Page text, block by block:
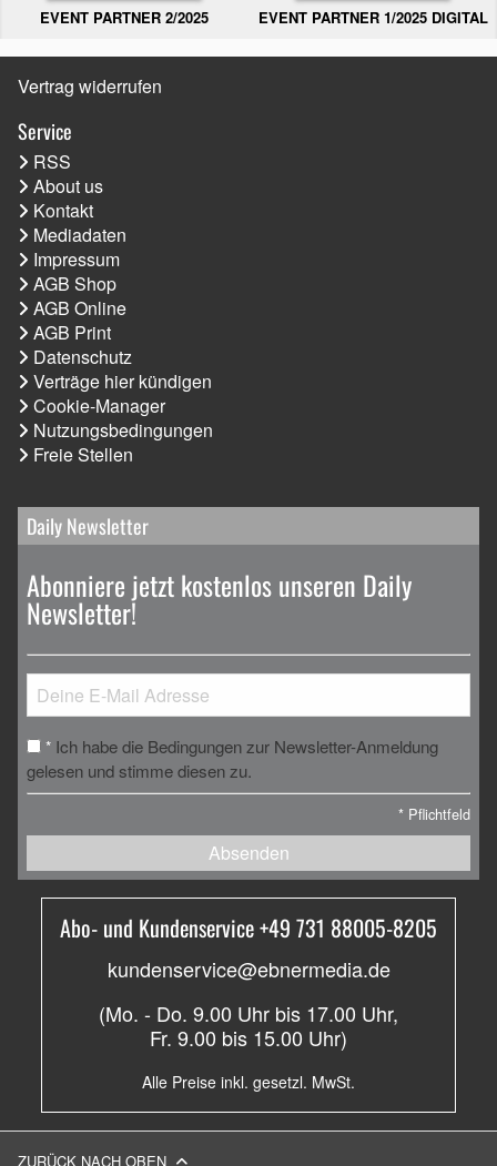
EVENT PARTNER 2/2025 EVENT PARTNER 1/2025 DIGITAL
Vertrag widerrufen
Service
RSS
About us
Kontakt
Mediadaten
Impressum
AGB Shop
AGB Online
AGB Print
Datenschutz
Verträge hier kündigen
Cookie-Manager
Nutzungsbedingungen
Freie Stellen
Daily Newsletter
Abonniere jetzt kostenlos unseren Daily
Newsletter!
* Ich habe die Bedingungen zur Newsletter-Anmeldung
gelesen und stimme diesen zu.
* Pflichtfeld
Absenden
Abo- und Kundenservice +49 731 88005-8205
kundenservice@ebnermedia.de
(Mo. - Do. 9.00 Uhr bis 17.00 Uhr,
Fr. 9.00 bis 15.00 Uhr)
Alle Preise inkl. gesetzl. MwSt.
ZURÜCK NACH OBEN